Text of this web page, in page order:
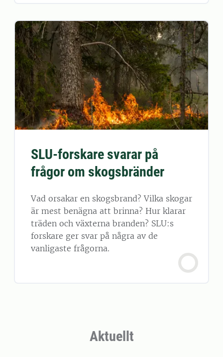
SLU-forskare svarar på
frågor om skogsbränder
Vad orsakar en skogsbrand? Vilka skogar
är mest benägna att brinna? Hur klarar
träden och växterna branden? SLU:s
forskare ger svar på några av de
vanligaste frågorna.
Aktuellt